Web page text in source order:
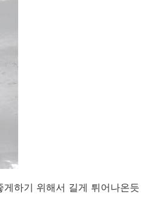
하기 위해서 길게 튀어나온듯